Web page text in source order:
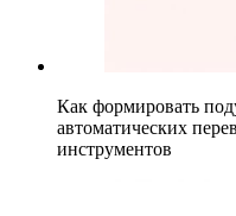
Как формировать
автоматических
инструментов